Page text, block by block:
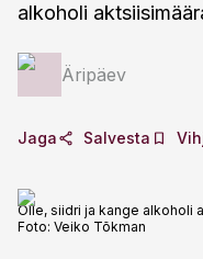
alkoholi
Äripäev
Jaga Salvesta
Õlle, siidri ja kange alkoholi
Foto: Veiko Tõkman